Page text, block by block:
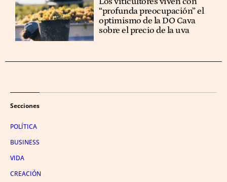
“profunda preocupación” el
optimismo de la DO Cava
sobre el precio de la uva
Secciones
POLÍTICA
BUSINESS
VIDA
CREACIÓN